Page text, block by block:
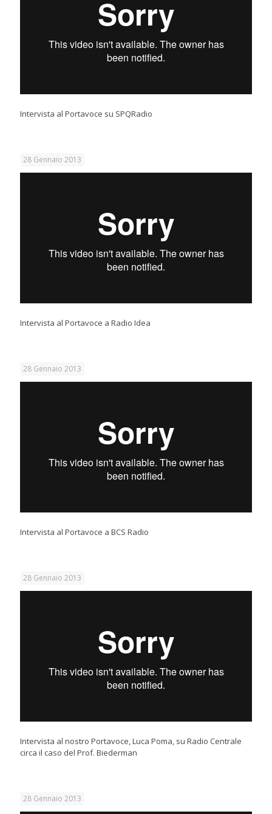
Intervista al Portavoce su SPQRadio
28 Gennaio 2013
Intervista al Portavoce a Radio Idea
28 Gennaio 2013
Intervista al Portavoce a BCS Radio
28 Gennaio 2013
Intervista al nostro Portavoce, Luca Poma, su Radio Centrale
circa il caso del Prof. Biederman
28 Gennaio 2013